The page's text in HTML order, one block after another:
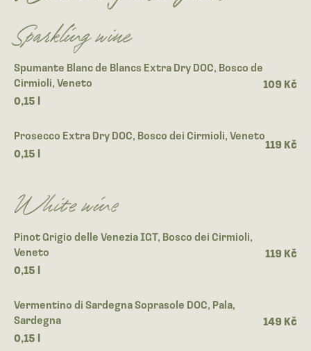
Sparkling wine
Spumante Blanc de Blancs Extra Dry DOC, Bosco de
Cirmioli, Veneto
0,15 l
109 Kč
Prosecco Extra Dry DOC, Bosco dei Cirmioli, Veneto
0,15 l
119 Kč
White wine
Pinot Grigio delle Venezia IGT, Bosco dei Cirmioli,
Veneto
0,15 l
119 Kč
Vermentino di Sardegna Soprasole DOC, Pala,
Sardegna
0,15 l
149 Kč